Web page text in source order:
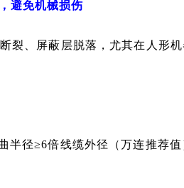
避免机械损伤
裂、屏蔽层脱落，尤其在人形
半径≥6倍线缆外径（万连推荐